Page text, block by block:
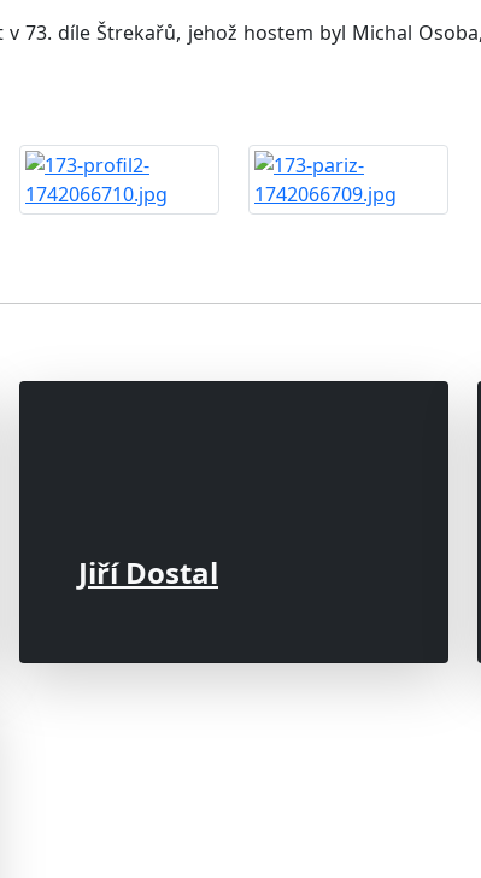
73. díle Štrekařů, jehož hostem byl Michal
Jiří Dostal